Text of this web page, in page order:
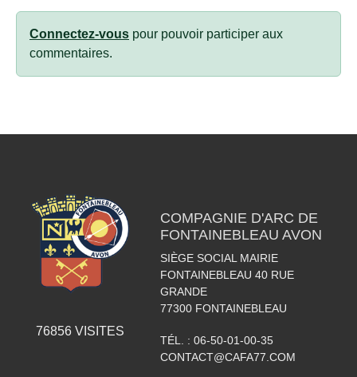
Connectez-vous pour pouvoir participer aux
commentaires.
76856VISITES
COMPAGNIE D'ARC DE
FONTAINEBLEAU AVON
SIÈGE SOCIAL MAIRIE
FONTAINEBLEAU 40 RUE
GRANDE
77300 FONTAINEBLEAU
TÉL. : 06-50-01-00-35
CONTACT@CAFA77.COM